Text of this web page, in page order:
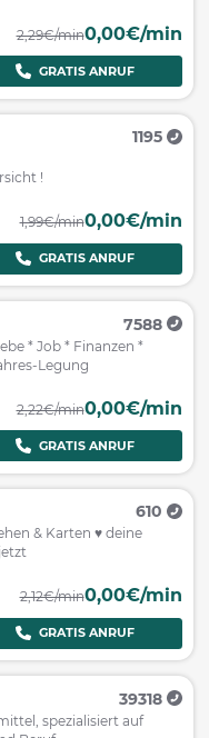
2,29€/min0,00€/min
GRATIS ANRUF
1195
!
1,99€/min0,00€/min
GRATIS ANRUF
7588
* Job * Finanzen *
Legung
2,22€/min0,00€/min
GRATIS ANRUF
610
& Karten ♥ deine
2,12€/min0,00€/min
GRATIS ANRUF
39318
spezialisiert auf